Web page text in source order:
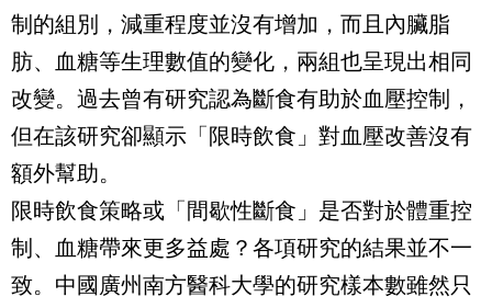
制的組別，減重程度並沒有增加，而且內臟脂
肪、血糖等生理數值的變化，兩組也呈現出相同
改變。過去曾有研究認為斷食有助於血壓控制，
但在該研究卻顯示「限時飲食」對血壓改善沒有
額外幫助。
限時飲食策略或「間歇性斷食」是否對於體重控
制、血糖帶來更多益處？各項研究的結果並不一
致。中國廣州南方醫科大學的研究樣本數雖然只